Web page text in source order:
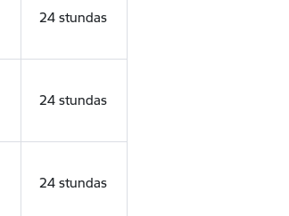
24 stundas
24 stundas
24 stundas